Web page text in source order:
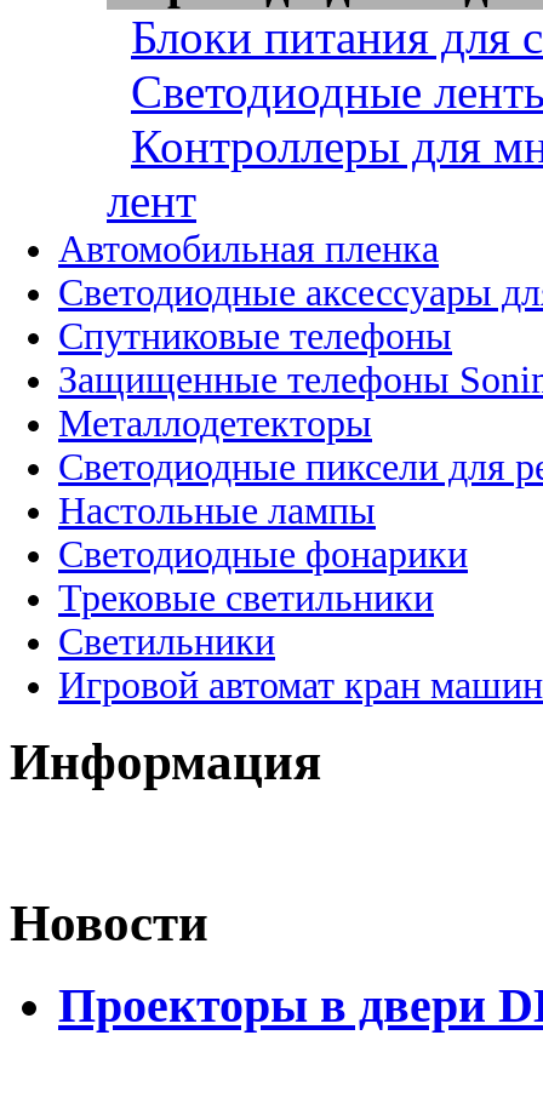
Блоки питания для
Светодиодные
Контроллеры для
лент
Автомобильная пленка
Светодиодные аксессуары
Спутниковые телефоны
Защищенные телефоны
Металлодетекторы
Светодиодные пиксели для
Настольные лампы
Светодиодные фонарики
Трековые светильники
Светильники
Игровой автомат кран
Информация
Новости
Проекторы в двери